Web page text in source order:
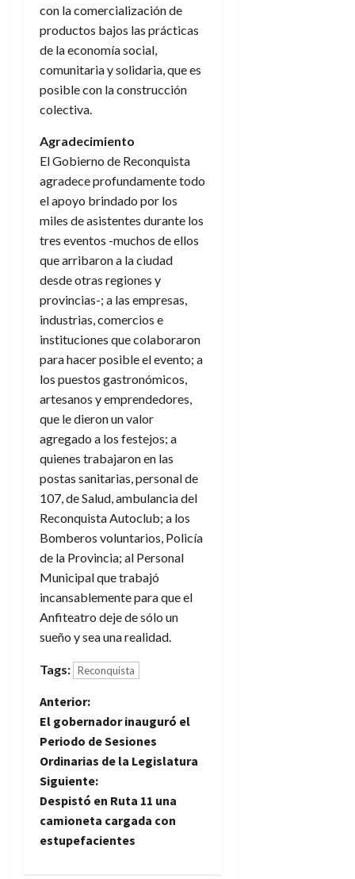
con la comercialización de
productos bajos las prácticas
de la economía social,
comunitaria y solidaria, que es
posible con la construcción
colectiva.
Agradecimiento
El Gobierno de Reconquista
agradece profundamente todo
el apoyo brindado por los
miles de asistentes durante los
tres eventos -muchos de ellos
que arribaron a la ciudad
desde otras regiones y
provincias-; a las empresas,
industrias, comercios e
instituciones que colaboraron
para hacer posible el evento; a
los puestos gastronómicos,
artesanos y emprendedores,
que le dieron un valor
agregado a los festejos; a
quienes trabajaron en las
postas sanitarias, personal de
107, de Salud, ambulancia del
Reconquista Autoclub; a los
Bomberos voluntarios, Policía
de la Provincia; al Personal
Municipal que trabajó
incansablemente para que el
Anfiteatro deje de sólo un
sueño y sea una realidad.
Tags: Reconquista
N
a
v
e
g
Anterior:
El gobernador inauguró el
Periodo de Sesiones
Ordinarias de la Legislatura
Siguiente:
Despistó en Ruta 11 una
camioneta cargada con
estupefacientes